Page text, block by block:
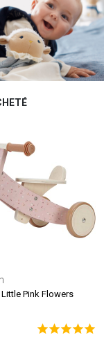
Pink Flowers